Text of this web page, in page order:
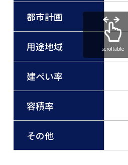
都市計画
用途地域
建ぺい率
容積率
その他
scrollable